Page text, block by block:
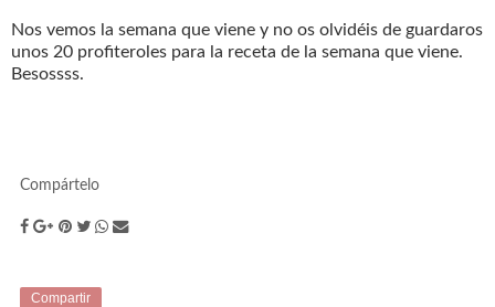
Nos vemos la semana que viene y no os olvidéis de guardaros
unos 20 profiteroles para la receta de la semana que viene.
Besossss.
Compártelo
Compartir